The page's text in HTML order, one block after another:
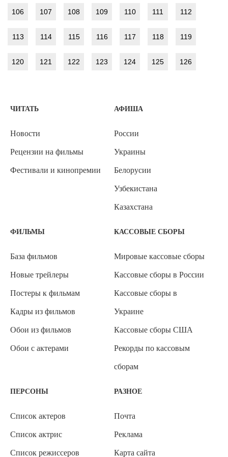
106 107 108 109 110 111 112
113 114 115 116 117 118 119
120 121 122 123 124 125 126
ЧИТАТЬ
Новости
Рецензии на фильмы
Фестивали и кинопремии
АФИША
России
Украины
Белорусии
Узбекистана
Казахстана
ФИЛЬМЫ
База фильмов
Новые трейлеры
Постеры к фильмам
Кадры из фильмов
Обои из фильмов
Обои с актерами
КАССОВЫЕ СБОРЫ
Мировые кассовые сборы
Кассовые сборы в России
Кассовые сборы в
Украине
Кассовые сборы США
Рекорды по кассовым
сборам
ПЕРСОНЫ
Список актеров
Список актрис
Список режиссеров
РАЗНОЕ
Почта
Реклама
Карта сайта